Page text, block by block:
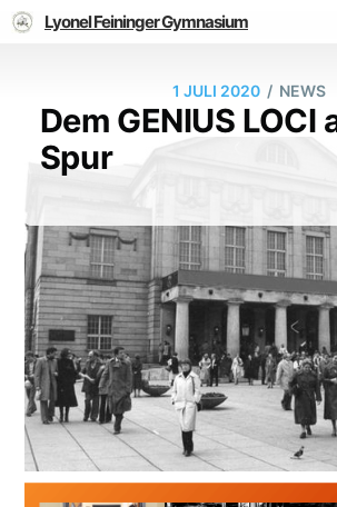
1 JULI 2020 / NEWS
Dem GENIUS LOCI
Spur
Lyonel Feininger Gymnasium